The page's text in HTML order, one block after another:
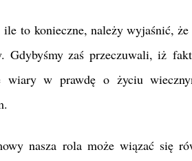
to konieczne, należy wyjaśnić,
Gdybyśmy zaś przeczuwali, iż
w prawdę o życiu
nasza rola może wiązać się